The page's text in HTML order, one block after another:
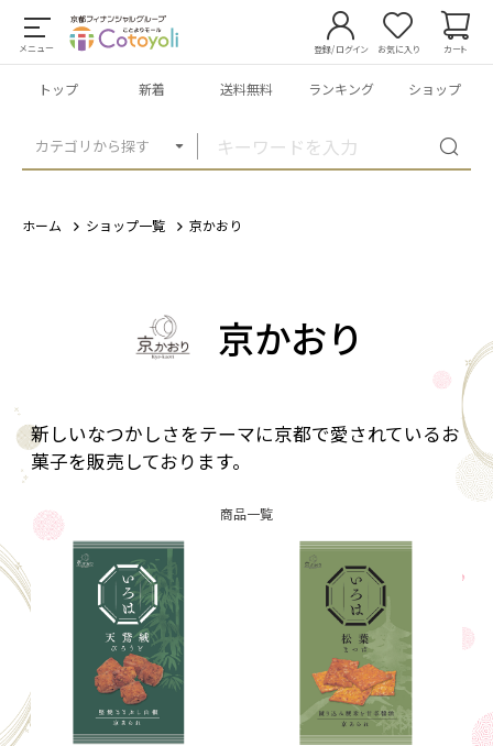
メニュー
カテゴリから探す
登録/ログイン お気に入り カート
トップ 新着 送料無料 ランキング ショップ
ホーム ショップ一覧 京かおり
京かおり
新しいなつかしさをテーマに京都で愛されているお
菓子を販売しております。
商品一覧